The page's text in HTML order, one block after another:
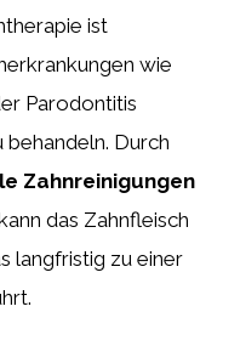
ist
wie
Parodontitis
Durch
Zahnreinigungen
das Zahnfleisch
langfristig zu einer